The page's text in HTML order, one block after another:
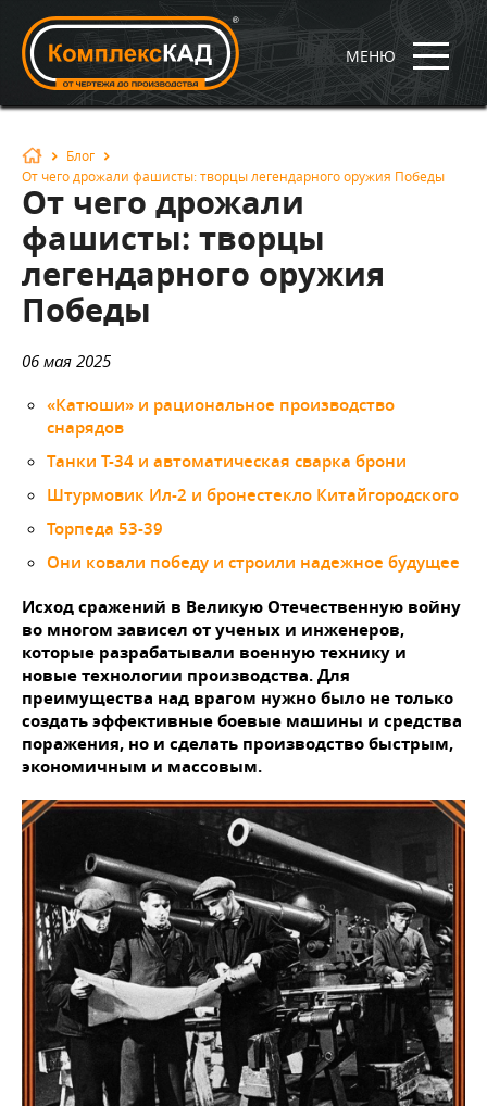
МЕНЮ
Блог
От чего дрожали фашисты: творцы легендарного оружия Победы
От чего дрожали
фашисты: творцы
легендарного оружия
Победы
06 мая 2025
«Катюши» и рациональное производство
снарядов
Танки Т-34 и автоматическая сварка брони
Штурмовик Ил-2 и бронестекло Китайгородского
Торпеда 53-39
Они ковали победу и строили надежное будущее
Исход сражений в Великую Отечественную войну
во многом зависел от ученых и инженеров,
которые разрабатывали военную технику и
новые технологии производства. Для
преимущества над врагом нужно было не только
создать эффективные боевые машины и средства
поражения, но и сделать производство быстрым,
экономичным и массовым.